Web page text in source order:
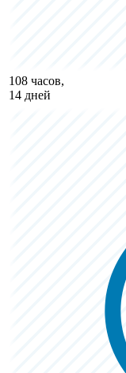
108 часов,
14 дней